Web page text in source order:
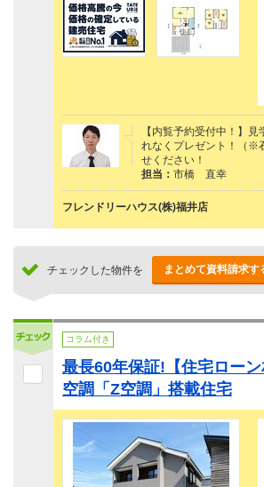
【内覧予約受付中！】
れなくプレゼント！（※
せください！
担当： 市橋 直幸
フレンドリーハウス(株)福井店
チェックした物件を まとめて資料請求す
コラム付き
最長60年保証!【住宅ロー
空調「Z空調」搭載住宅